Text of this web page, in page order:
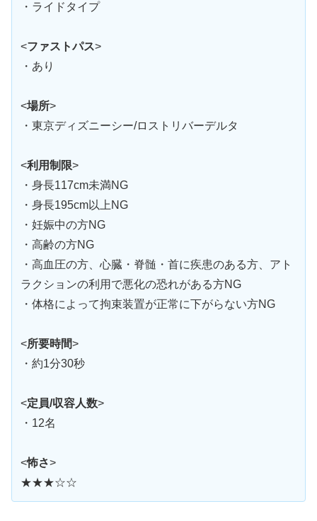
・ライドタイプ
<ファストパス>
・あり
<場所>
・東京ディズニーシー/ロストリバーデルタ
<利用制限>
・身長117cm未満NG
・身長195cm以上NG
・妊娠中の方NG
・高齢の方NG
・高血圧の方、心臓・脊髄・首に疾患のある方、アト
ラクションの利用で悪化の恐れがある方NG
・体格によって拘束装置が正常に下がらない方NG
<所要時間>
・約1分30秒
<定員/収容人数>
・12名
<怖さ>
★★★☆☆